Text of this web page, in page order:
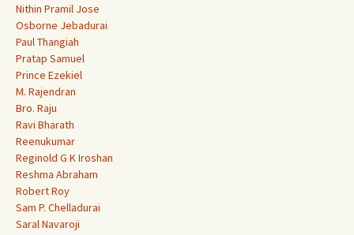
Nithin Pramil Jose
Osborne Jebadurai
Paul Thangiah
Pratap Samuel
Prince Ezekiel
M. Rajendran
Bro. Raju
Ravi Bharath
Reenukumar
Reginold G K Iroshan
Reshma Abraham
Robert Roy
Sam P. Chelladurai
Saral Navaroji